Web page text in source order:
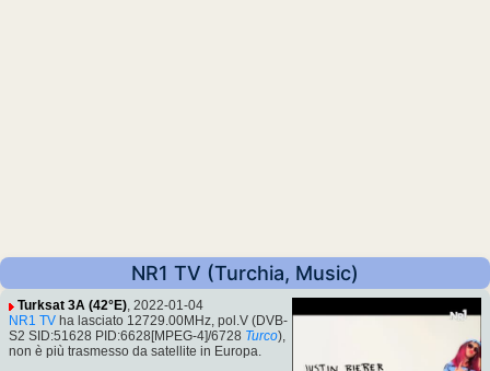
NR1 TV (Turchia, Music)
Turksat 3A (42°E), 2022-01-04
NR1 TV ha lasciato 12729.00MHz, pol.V (DVB-
S2 SID:51628 PID:6628[MPEG-4]/6728 Turco),
non è più trasmesso da satellite in Europa.